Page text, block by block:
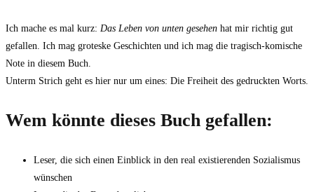
Ich mache es mal kurz: Das Leben von unten gesehen hat mir richtig gut
gefallen. Ich mag groteske Geschichten und ich mag die tragisch-komische
Note in diesem Buch.
Unterm Strich geht es hier nur um eines: Die Freiheit des gedruckten Worts.
Wem könnte dieses Buch gefallen:
Leser, die sich einen Einblick in den real existierenden Sozialismus
wünschen